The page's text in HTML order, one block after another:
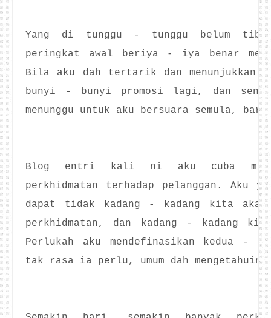
Yang di tunggu - tunggu belum tiba.
peringkat awal beriya - iya benar
Bila aku dah tertarik dan menunjukkan
bunyi - bunyi promosi lagi, dan
menunggu untuk aku bersuara semula,
Blog entri kali ni aku cuba
perkhidmatan terhadap pelanggan. Aku
dapat tidak kadang - kadang kita akan
perkhidmatan, dan kadang - kadang
Perlukah aku mendefinasikan kedua -
tak rasa ia perlu, umum dah